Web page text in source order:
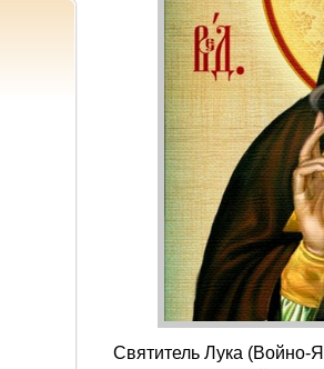
Святитель Лука (Войно-